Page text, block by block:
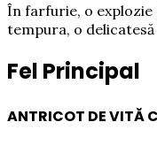
În farfurie, o
tempura, o
Fel Principal
ANTRICOT DE VITĂ